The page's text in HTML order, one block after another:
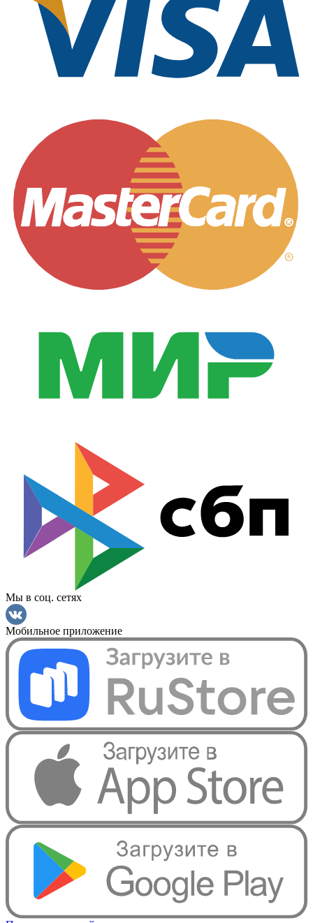
Мы в соц. сетях
Мобильное приложение